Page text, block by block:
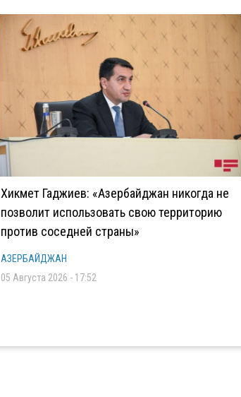
Хикмет Гаджиев: «Азербайджан никогда не
позволит использовать свою территорию
против соседней страны»
АЗЕРБАЙДЖАН
05 Августа 2026 - 17:52